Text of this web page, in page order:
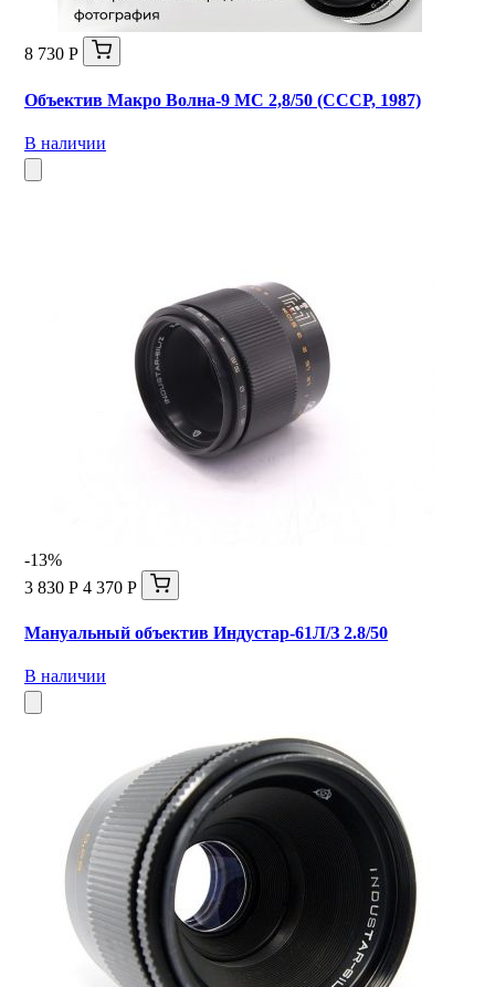
8 730 Р
Объектив Макро Волна-9 МС 2,8/50 (СССР, 1987)
В наличии
-13%
3 830 Р 4 370 Р
Мануальный объектив Индустар-61Л/З 2.8/50
В наличии